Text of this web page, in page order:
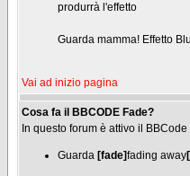
produrrà l'effetto
Guarda mamma! Effetto
Vai ad inizio pagina
Cosa fa il BBCODE Fade?
In questo forum è attivo il
Guarda [fade]fading away